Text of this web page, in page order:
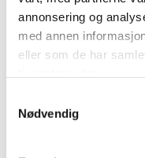
annonsering og
med annen
eller som de har
Nødvendig